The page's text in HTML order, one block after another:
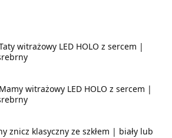
witrażowy LED HOLO z sercem |
witrażowy LED HOLO z sercem |
znicz klasyczny ze szkłem | biały lub